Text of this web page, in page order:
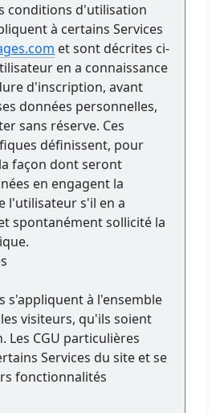
conditions d'utilisation
à certains Services
et sont décrites ci-
en a connaissance
d'inscription, avant
données personnelles,
sans réserve. Ces
définissent, pour
façon dont seront
en engagent la
l'utilisateur s'il en a
spontanément sollicité la
s'appliquent à l'ensemble
visiteurs, qu'ils soient
Les CGU particulières
Services du site et se
fonctionnalités